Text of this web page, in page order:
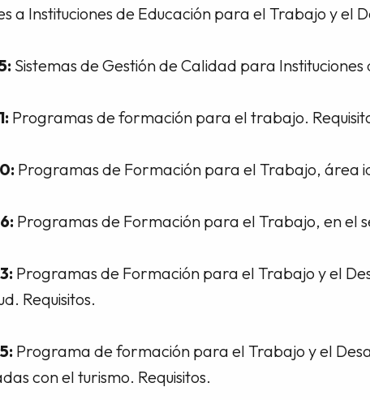
a Instituciones de Educación para el Trabajo y el
Sistemas de Gestión de Calidad para
Programas de formación para el trabajo.
Programas de Formación para el Trabajo, área
Programas de Formación para el Trabajo, en el
Programas de Formación para el Trabajo y el
Requisitos.
Programa de formación para el Trabajo y el
con el turismo. Requisitos.